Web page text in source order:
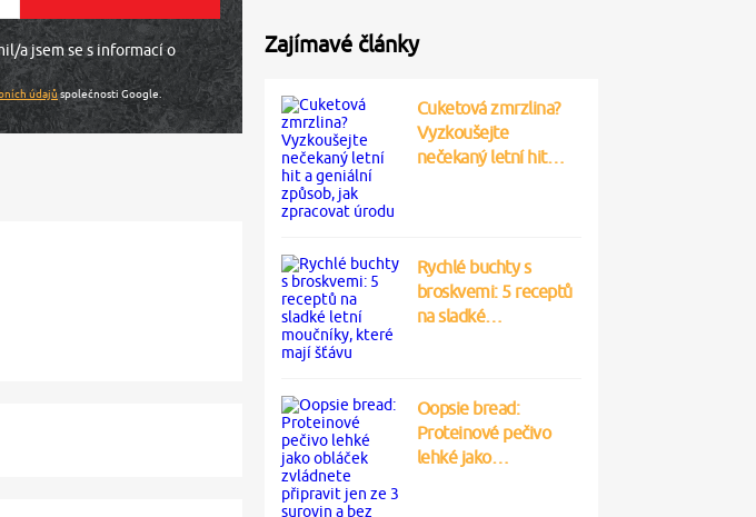
a jsem se s informací o
údajůspolečnosti Google.
Zajímavé články
Cuketová zmrzlina?
Vyzkoušejte
nečekaný letní hit…
Rychlé buchty s
broskvemi: 5 receptů
na sladké…
Oopsie bread:
Proteinové pečivo
lehké jako…